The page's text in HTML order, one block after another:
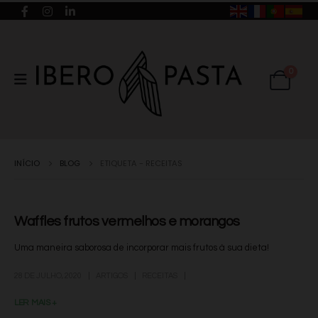
INÍCIO BLOG
Waffles frutos vermelhos e morangos
Uma maneira saborosa de incorporar mais frutos à sua dieta!
LER MAIS +